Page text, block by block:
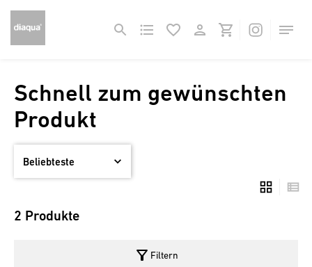
Schnell zum gewünschten
Produkt
2 Produkte
filter_alt Filtern